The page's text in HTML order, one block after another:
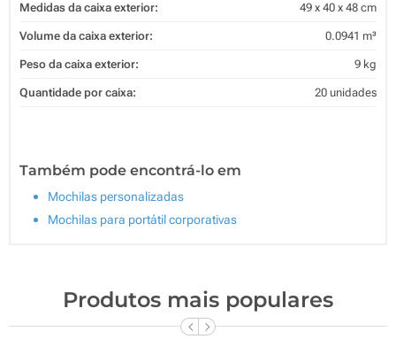
Medidas da caixa exterior: 49 x 40 x 48 cm
Volume da caixa exterior: 0.0941 m³
Peso da caixa exterior: 9 kg
Quantidade por caixa: 20 unidades
Também pode encontrá-lo em
Mochilas personalizadas
Mochilas para portátil corporativas
Produtos mais populares